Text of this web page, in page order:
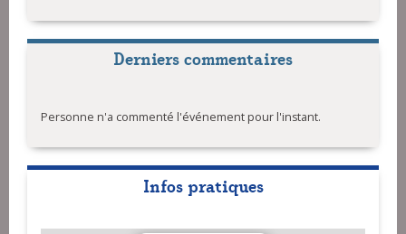
Derniers commentaires
Personne n'a commenté l'événement pour l'instant.
Infos pratiques